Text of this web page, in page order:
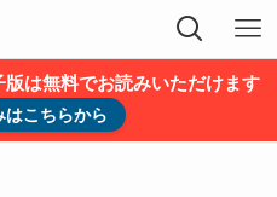
は無料でお読みいただけます
はこちらから